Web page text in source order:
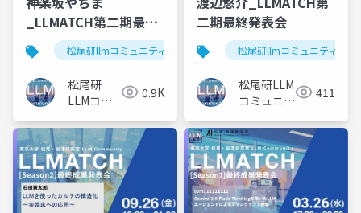
_LLMATCH第二期最終
発表会松尾研llmコミュニティ llmatch
松尾研
LLMコミ
0.9K
二期最終発表会
松尾研llmコミュニティ
松尾研LLM
コミュニテ
411